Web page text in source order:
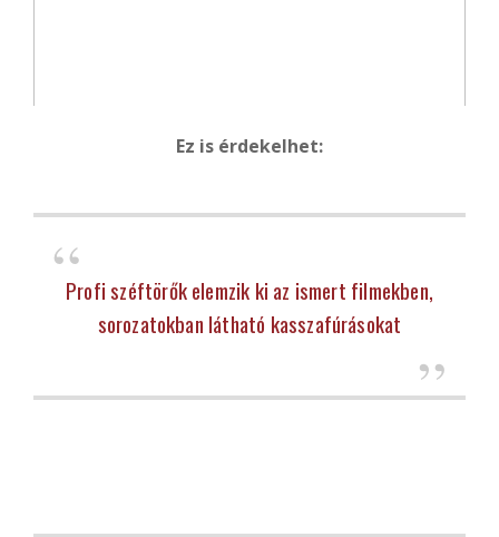
Ez is érdekelhet:
Profi széftörők elemzik ki az ismert filmekben,
sorozatokban látható kasszafúrásokat